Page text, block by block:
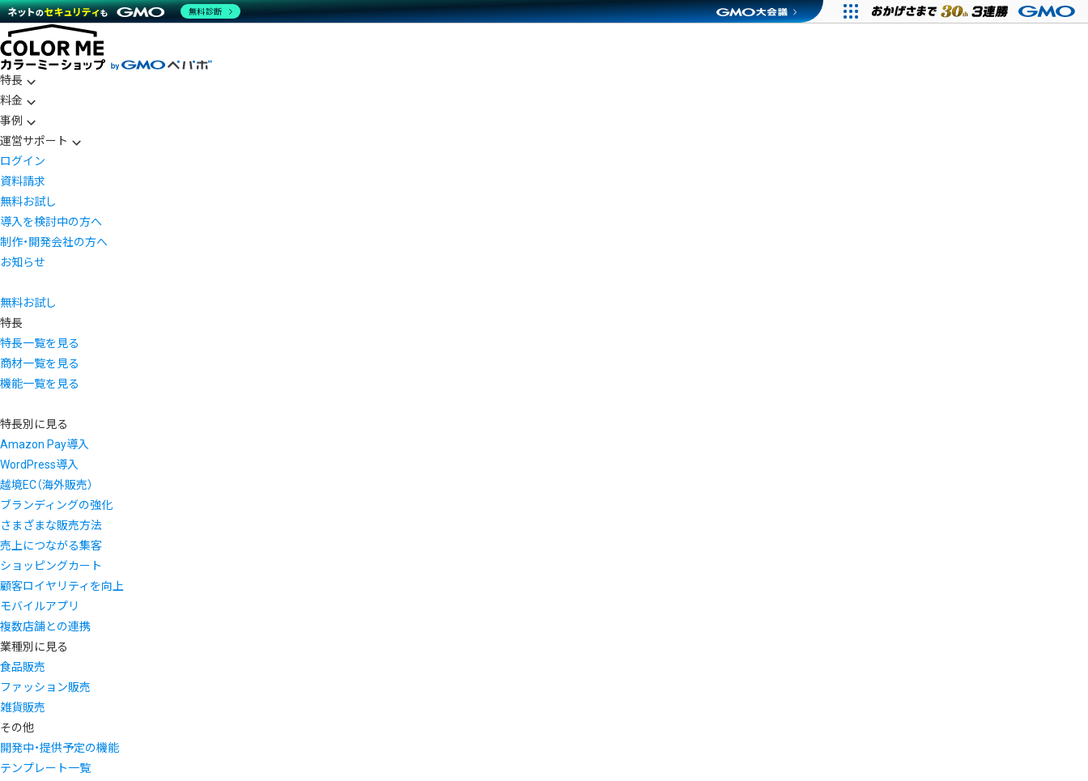
特長
料金
事例
運営サポート
ログイン
資料請求
無料お試し
導入を検討中の方へ
制作・開発会社の方へ
お知らせ
無料お試し
特長
特長一覧を見る
商材一覧を見る
機能一覧を見る
特長別に見る
Amazon Pay導入
WordPress導入
越境EC（海外販売）
ブランディングの強化
さまざまな販売方法
売上につながる集客
ショッピングカート
顧客ロイヤリティを向上
モバイルアプリ
複数店舗との連携
業種別に見る
食品販売
ファッション販売
雑貨販売
その他
開発中・提供予定の機能
テンプレート一覧
無料診断